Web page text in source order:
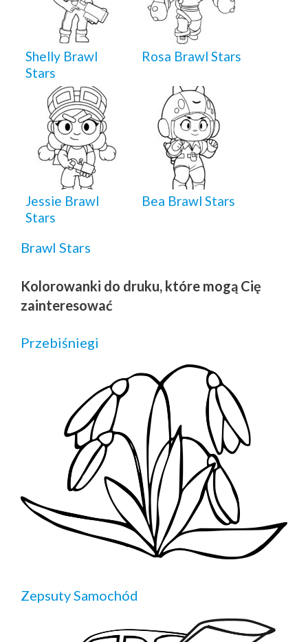
Shelly Brawl
Stars
Rosa Brawl Stars
Jessie Brawl
Stars
Bea Brawl Stars
Brawl Stars
Kolorowanki do druku, które mogą Cię
zainteresować
Przebiśniegi
Zepsuty Samochód